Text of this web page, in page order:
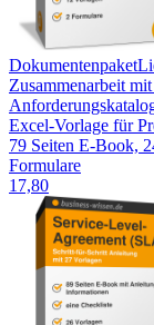
Dokumentenpaket
Zusammenarbeit
Excel-Vorlage für
79 Seiten E-Book,
Formulare
17,80